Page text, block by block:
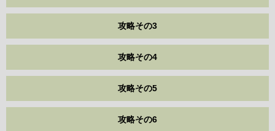
攻略その3
攻略その4
攻略その5
攻略その6